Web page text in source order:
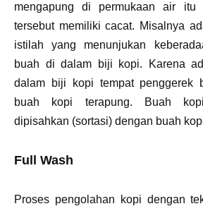
mengapung di permukaan air itu
tersebut memiliki cacat. Misalnya
istilah yang menunjukan
buah di dalam biji kopi. Karena
dalam biji kopi tempat penggerek
buah kopi terapung. Buah
dipisahkan (sortasi) dengan buah
Full Wash
Proses pengolahan kopi dengan